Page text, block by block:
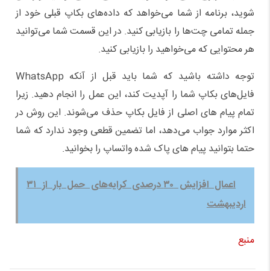
شوید، برنامه از شما می‌خواهد که داده‌های بکاپ قبلی خود از
جمله تمامی چت‌ها را بازیابی کنید. در این قسمت شما می‌توانید
هر محتوایی که می‌خواهید را بازیابی کنید.
توجه داشته باشید که شما باید قبل از آنکه WhatsApp
فایل‌های بکاپ شما را آپدیت کند، این عمل را انجام دهید. زیرا
تمام پیام ‌های اصلی از فایل بکاپ حذف می‌شوند. این روش در
اکثر موارد جواب می‌دهد، اما تضمین قطعی وجود ندارد که شما
حتما بتوانید پیام های پاک شده واتساپ را بخوانید.
اعمال افزایش ۳۰ درصدی کرایه‌های حمل بار از ۳۱
اردیبهشت
منبع